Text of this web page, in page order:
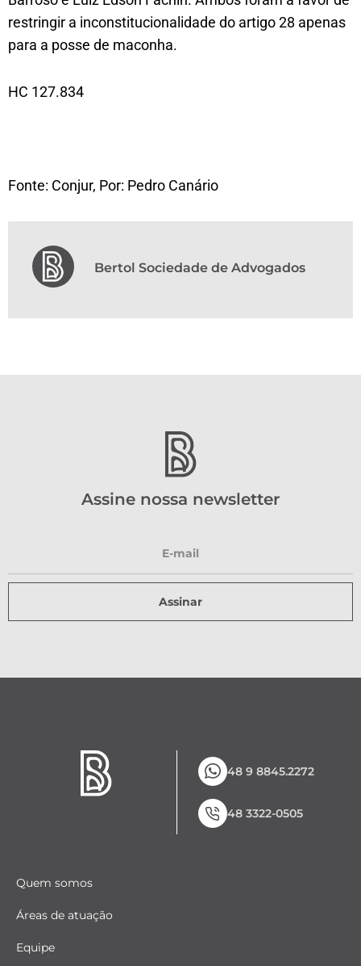
restringir a inconstitucionalidade do artigo 28 apenas
para a posse de maconha.
HC 127.834
Fonte: Conjur, Por: Pedro Canário
Bertol Sociedade de Advogados
Assine nossa newsletter
Assinar
48 9 8845.2272
48 3322-0505
Quem somos
Áreas de atuação
Equipe